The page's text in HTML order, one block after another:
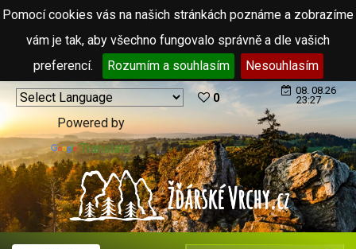
Pomocí cookies vás na našich stránkách poznáme a zobrazíme
vám je tak, aby všechno fungovalo správně a dle vašich
preferencí.
Rozumím a souhlasím Nesouhlasím
Powered by
Translate
0
08. 08.26
23:27